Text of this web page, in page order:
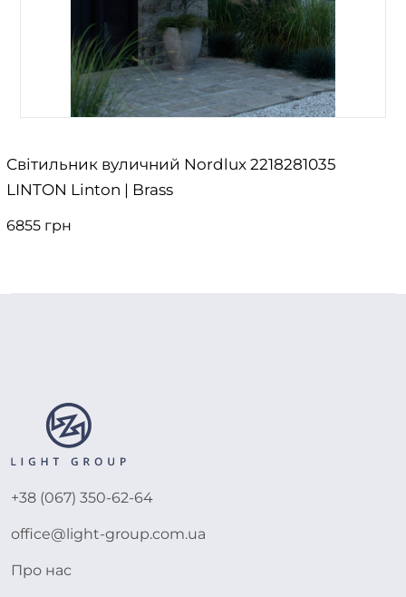
Світильник вуличний Nordlux 2218281035
LINTON Linton | Brass
6855 грн
+38 (067) 350-62-64
office@light-group.com.ua
Про нас